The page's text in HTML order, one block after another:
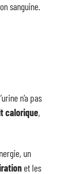
sanguine.
n’a pas
calorique,
un
et les